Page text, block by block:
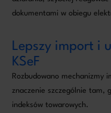
dokumentami w obiegu
Lepszy import i
KSeF
Rozbudowano mechanizmy
znaczenie szczególnie tam,
indeksów towarowych.